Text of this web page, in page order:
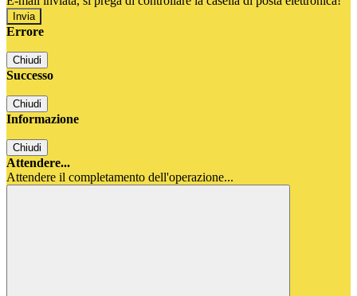
Errore
Chiudi
Successo
Chiudi
Informazione
Chiudi
Attendere...
Attendere il completamento dell'operazione...